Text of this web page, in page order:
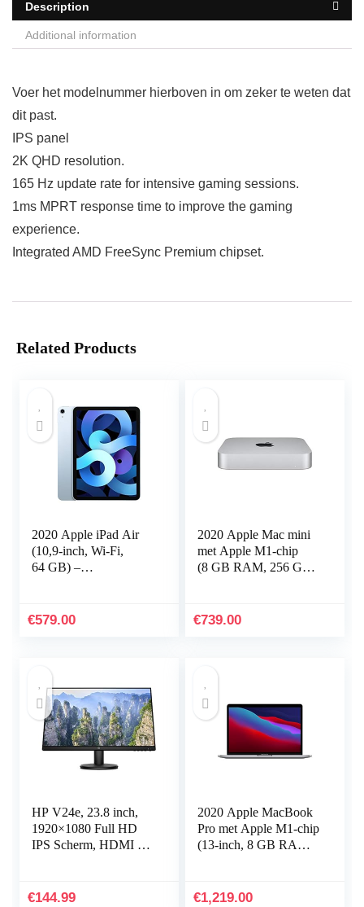
Description
Additional information
Voer het modelnummer hierboven in om zeker te weten dat
dit past.
IPS panel
2K QHD resolution.
165 Hz update rate for intensive gaming sessions.
1ms MPRT response time to improve the gaming
experience.
Integrated AMD FreeSync Premium chipset.
Related Products
2020 Apple iPad Air
(10,9‑inch, Wi-Fi,
64 GB) –
€579.00
2020 Apple Mac mini
met Apple M1‑chip
(8 GB RAM, 256 GB
€739.00
HP V24e, 23.8 inch,
1920×1080 Full HD
IPS Scherm, HDMI en
(28N17AA)
€144.99
2020 Apple MacBook
Pro met Apple M1‑chip
(13-inch, 8 GB RAM,
€1,219.00